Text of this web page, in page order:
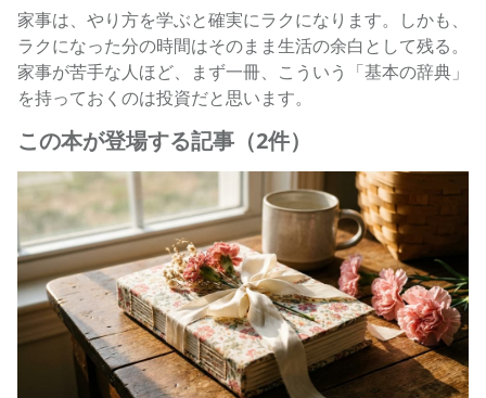
家事は、やり方を学ぶと確実にラクになります。しかも、
ラクになった分の時間はそのまま生活の余白として残る。
家事が苦手な人ほど、まず一冊、こういう「基本の辞典」
を持っておくのは投資だと思います。
この本が登場する記事（2件）